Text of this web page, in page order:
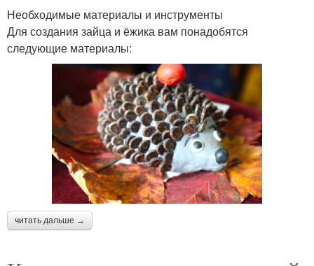
Необходимые материалы и инструменты
Для создания зайца и ёжика вам понадобятся
следующие материалы:
читать дальше →